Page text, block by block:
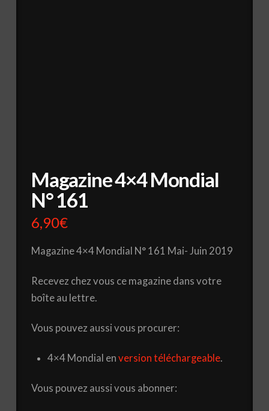
Magazine 4×4 Mondial
N° 161
6,90€
Magazine 4×4 Mondial N° 161 Mai- Juin 2019
Recevez chez vous ce magazine dans votre
boîte au lettre.
Vous pouvez aussi vous procurer:
4×4 Mondial enversion téléchargeable.
Vous pouvez aussi vous abonner: